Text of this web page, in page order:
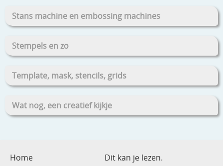
Stans machine en embossing machines
Stempels en zo
Template, mask, stencils, grids
Wat nog, een creatief kijkje
Home
Dit kan je lezen.